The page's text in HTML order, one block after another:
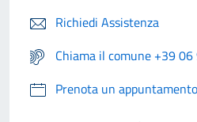
Richiedi Assistenza
Chiama il comune +39
Prenota un appuntamento